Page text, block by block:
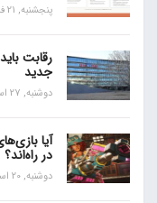
پنجشنبه, 21 فروردین 1404, ساعت 14:17
جدید
دوشنبه, 27 اسفند 1403, ساعت 18:07
آیا
در راه‌اند؟
دوشنبه, 20 اسفند 1403, ساعت 18:24